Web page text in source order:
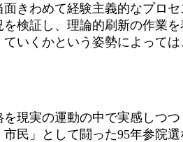
わめて経験主義的なプロ
証し、理論的刷新の作業
いくかという姿勢によって
現実の運動の中で実感しつつ
」として闘った95年参院